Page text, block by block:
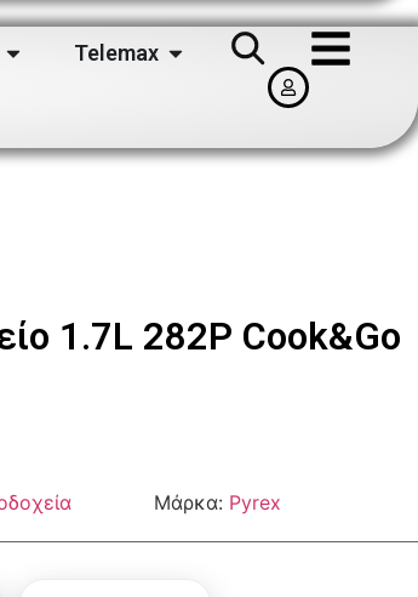
Telemax
1.7L 282P Cook&Go
Μάρκα: Pyrex